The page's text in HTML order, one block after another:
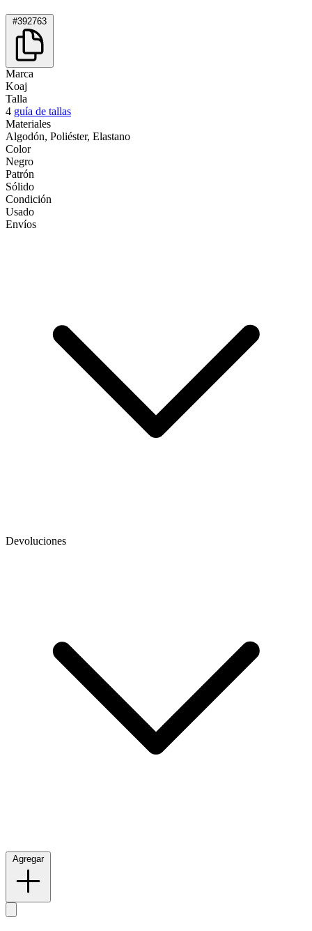
#392763
Marca
Koaj
Talla
4 guía de tallas
Materiales
Algodón, Poliéster, Elastano
Color
Negro
Patrón
Sólido
Condición
Usado
Envíos
Devoluciones
Agregar